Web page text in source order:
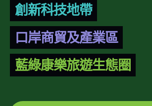
創新科技地帶
口岸商貿及產業區
藍綠康樂旅遊生態圈